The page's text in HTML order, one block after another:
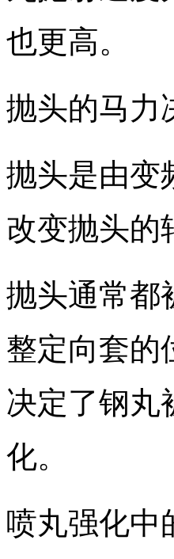
也更高。
抛头的马力
抛头是由变
改变抛头的
抛头通常都
整定向套的
决定了钢丸
化。
喷丸强化中